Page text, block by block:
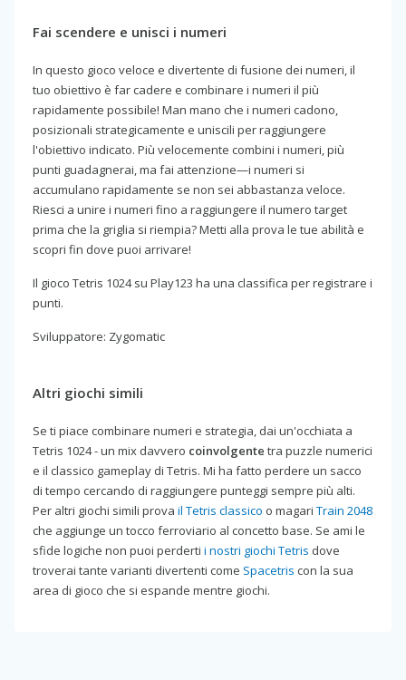
Fai scendere e unisci i numeri
In questo gioco veloce e divertente di fusione dei numeri, il
tuo obiettivo è far cadere e combinare i numeri il più
rapidamente possibile! Man mano che i numeri cadono,
posizionali strategicamente e uniscili per raggiungere
l'obiettivo indicato. Più velocemente combini i numeri, più
punti guadagnerai, ma fai attenzione—i numeri si
accumulano rapidamente se non sei abbastanza veloce.
Riesci a unire i numeri fino a raggiungere il numero target
prima che la griglia si riempia? Metti alla prova le tue abilità e
scopri fin dove puoi arrivare!
Il gioco Tetris 1024 su Play123 ha una classifica per registrare i
punti.
Sviluppatore: Zygomatic
Altri giochi simili
Se ti piace combinare numeri e strategia, dai un'occhiata a
Tetris 1024 - un mix davvero coinvolgente tra puzzle numerici
e il classico gameplay di Tetris. Mi ha fatto perdere un sacco
di tempo cercando di raggiungere punteggi sempre più alti.
Per altri giochi simili prova il Tetris classico o magari Train 2048
che aggiunge un tocco ferroviario al concetto base. Se ami le
sfide logiche non puoi perderti i nostri giochi Tetris dove
troverai tante varianti divertenti come Spacetris con la sua
area di gioco che si espande mentre giochi.